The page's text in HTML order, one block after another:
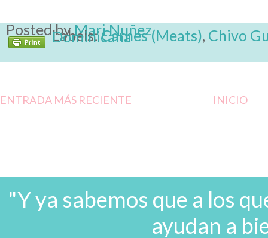
Posted byMari Nuñez
Labels:Carnes (Meats), Chivo
Comida Típica Dominicana
ENTRADA MÁS RECIENTE INICIO
"Y ya sabemos que a los
ayudan a